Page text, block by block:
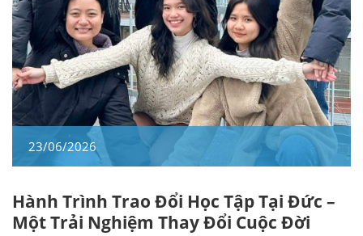
23/06/2026
Hành Trình Trao Đổi Học Tập Tại Đức –
Một Trải Nghiệm Thay Đổi Cuộc Đời